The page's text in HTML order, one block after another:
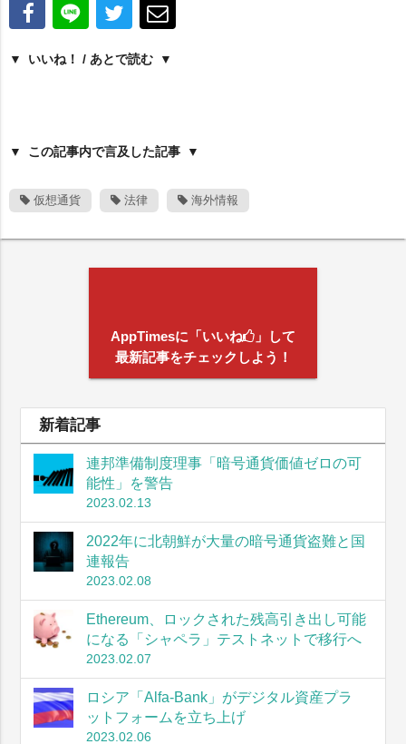
いいね！ / あとで読む
この記事内で言及した記事
仮想通貨 法律 海外情報
AppTimesに「いいね
」して
最新記事をチェックしよう！
新着記事
連邦準備制度理事「暗号通貨価値ゼロの可
能性」を警告
2023.02.13
2022年に北朝鮮が大量の暗号通貨盗難と国
連報告
2023.02.08
Ethereum、ロックされた残高引き出し可能
になる「シャペラ」テストネットで移行へ
2023.02.07
ロシア「Alfa-Bank」がデジタル資産プラ
ットフォームを立ち上げ
2023.02.06